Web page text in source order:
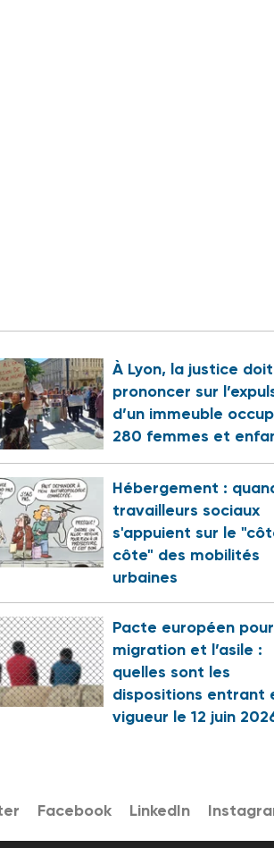
À Lyon, la justice
prononcer sur
d’un immeuble
280 femmes et
Hébergement :
travailleurs sociaux
s'appuient sur le
côte" des mobilités
urbaines
Pacte européen
migration et l’asile :
quelles sont les
dispositions entrant
vigueur le 12 juin
Facebook LinkedIn